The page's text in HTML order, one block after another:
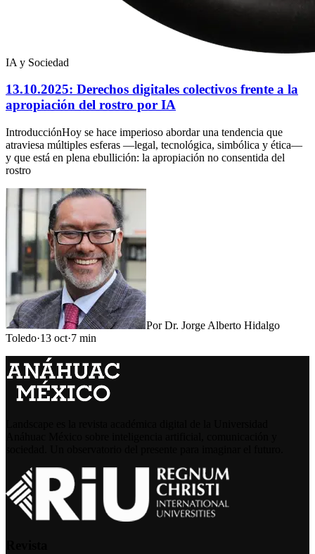
IA y Sociedad
13.10.2025: Derechos digitales colectivos frente a la
apropiación del rostro por IA
IntroducciónHoy se hace imperioso abordar una tendencia que
atraviesa múltiples esferas —legal, tecnológica, simbólica y ética—
y que está en plena ebullición: la apropiación no consentida del
rostro
PorDr. Jorge Alberto Hidalgo
Toledo·13 oct·7 min